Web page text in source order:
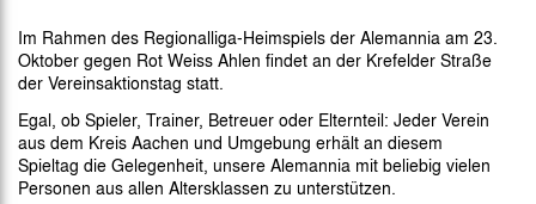
Im Rahmen des Regionalliga-Heimspiels der Alemannia am 23.
Oktober gegen Rot Weiss Ahlen findet an der Krefelder Straße
der Vereinsaktionstag statt.
Egal, ob Spieler, Trainer, Betreuer oder Elternteil: Jeder Verein
aus dem Kreis Aachen und Umgebung erhält an diesem
Spieltag die Gelegenheit, unsere Alemannia mit beliebig vielen
Personen aus allen Altersklassen zu unterstützen.